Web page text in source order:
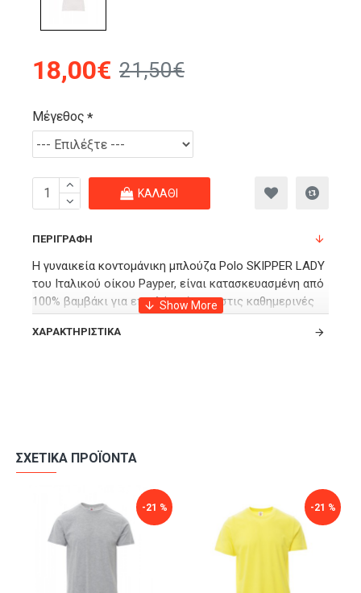
18,00€ 21,50€
Μέγεθος
ΚΑΛΆΘΙ
ΠΕΡΙΓΡΑΦΉ
Η γυναικεία κοντομάνικη μπλούζα Polo SKIPPER LADY
του Ιταλικού οίκου Payper, είναι κατασκευασμένη από
100% βαμβάκι για επιπλέον άνεση στις καθημερινές
σας δραστηριότητες αλλά και στις βόλτες και τις
εξόδους σας.
καθώς και κρυφές ραφές στο γιακά.
εσωτερική υφασμάτινη ταινία στο λαιμό για ακόμη
περισσότερη αντοχή.
Ένα ελαφρύ και άνετο μπλουζάκι με ειδική σύνθεση
protection >50, σε ποικιλία χρωμάτων για να
ΧΑΡΑΚΤΗΡΙΣΤΙΚΆ
ΣΧΕΤΙΚΆ ΠΡΟΪΌΝΤΑ
-21 % -21 %